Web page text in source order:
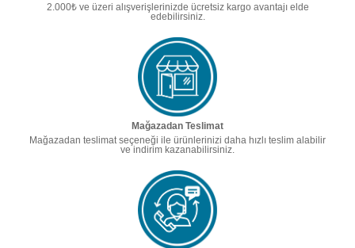
2.000₺ ve üzeri alışverişlerinizde ücretsiz kargo avantajı elde
edebilirsiniz.
Mağazadan Teslimat
Mağazadan teslimat seçeneği ile ürünlerinizi daha hızlı teslim alabilir
ve indirim kazanabilirsiniz.